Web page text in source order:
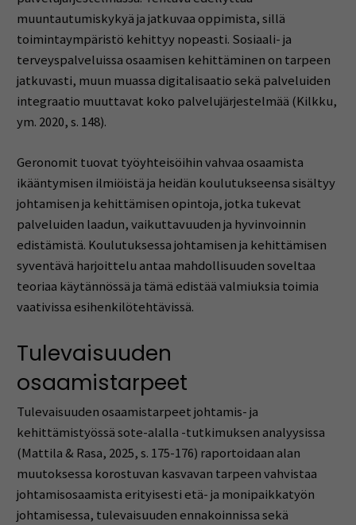
muuntautumiskykyä ja jatkuvaa oppimista, sillä
toimintaympäristö kehittyy nopeasti. Sosiaali- ja
terveyspalveluissa osaamisen kehittäminen on tarpeen
jatkuvasti, muun muassa digitalisaatio sekä palveluiden
integraatio muuttavat koko palvelujärjestelmää (Kilkku,
ym. 2020, s. 148).
Geronomit tuovat työyhteisöihin vahvaa osaamista
ikääntymisen ilmiöistä ja heidän koulutukseensa sisältyy
johtamisen ja kehittämisen opintoja, jotka tukevat
palveluiden laadun, vaikuttavuuden ja hyvinvoinnin
edistämistä. Koulutuksessa johtamisen ja kehittämisen
syventävä harjoittelu antaa mahdollisuuden soveltaa
teoriaa käytännössä ja tämä edistää valmiuksia toimia
vaativissa esihenkilötehtävissä.
Tulevaisuuden
osaamistarpeet
Tulevaisuuden osaamistarpeet johtamis- ja
kehittämistyössä sote-alalla -tutkimuksen analyysissa
(Mattila & Rasa, 2025, s. 175-176) raportoidaan alan
muutoksessa korostuvan kasvavan tarpeen vahvistaa
johtamisosaamista erityisesti etä- ja monipaikkatyön
johtamisessa, tulevaisuuden ennakoinnissa sekä